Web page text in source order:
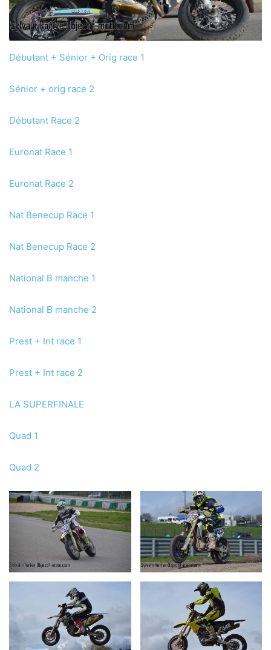
Débutant + Sénior + Orig race 1
Sénior + orig race 2
Débutant Race 2
Euronat Race 1
Euronat Race 2
Nat Benecup Race 1
Nat Benecup Race 2
National B manche 1
National B manche 2
Prest + Int race 1
Prest + Int race 2
LA SUPERFINALE
Quad 1
Quad 2